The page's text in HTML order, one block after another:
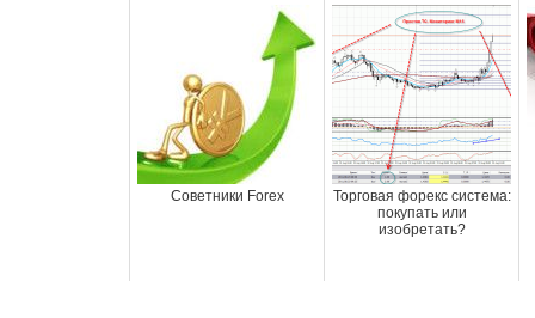
Советники Forex
Торговая форекс система:
покупать или
изобретать?